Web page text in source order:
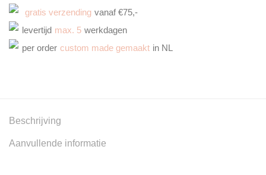
gratis verzending vanaf €75,-
levertijd max. 5 werkdagen
per order custom made gemaakt in NL
Beschrijving
Aanvullende informatie